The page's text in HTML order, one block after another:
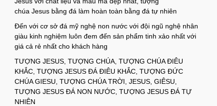
chúa Jesus bằng đá làm hoàn toàn bằng đá tự nhiên
Đến với cơ sở đá mỹ nghệ non nước với đội ngũ nghệ nhân
giàu kinh nghiệm luôn đem đến sản phẩm tinh xảo nhất với
giá cả rẻ nhất cho khách hàng
TƯỢNG JESUS, TƯỢNG CHÚA, TƯỢNG CHÚA ĐIÊU
KHẮC, TƯỢNG JESUS ĐÁ ĐIÊU KHẮC, TƯỢNG ĐỨC
CHÚA GIESU, TƯỢNG CHÚA TRỜI, JESUS, GIÊSU,
TƯỢNG JESUS ĐÁ NON NƯỚC, TƯỢNG JESUS ĐÁ TỰ
NHIÊN